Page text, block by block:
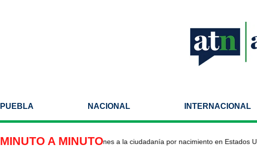
PUEBLA NACIONAL INTERNACIONAL
MINUTO A MINUTO
impulsa nuevas restricciones a la ciudadanía por nacimiento en Estados Unidos